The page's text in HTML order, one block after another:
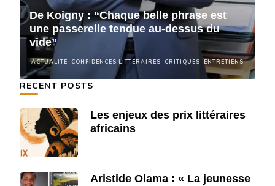
ACTUALITÉ CONFIDENCES LITTÉRAIRES CRITIQUES ENTRETIENS
De Koigny : “Chaque belle phrase est
une passerelle tendue au-dessus du
vide”
RECENT POSTS
Les enjeux des prix littéraires
africains
Aristide Olama : « La jeunesse